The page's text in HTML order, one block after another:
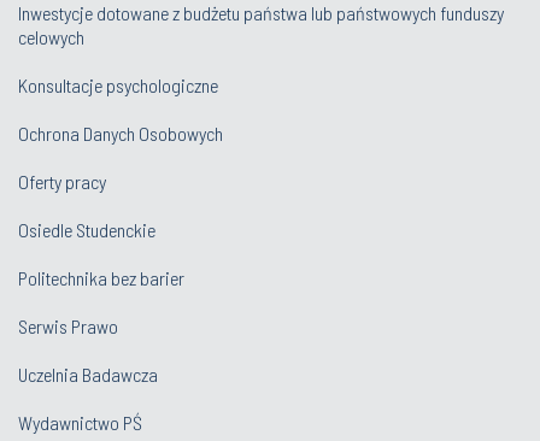
Inwestycje dotowane z budżetu państwa lub państwowych funduszy
celowych
Konsultacje psychologiczne
Ochrona Danych Osobowych
Oferty pracy
Osiedle Studenckie
Politechnika bez barier
Serwis Prawo
Uczelnia Badawcza
Wydawnictwo PŚ